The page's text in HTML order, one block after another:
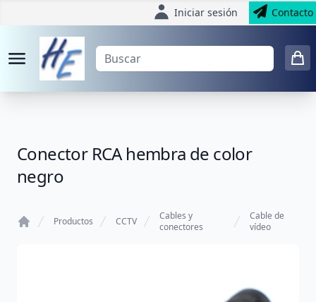
Iniciar sesión Contacto
Conector RCA hembra de color
negro
Productos CCTV
Cables y
conectores
Cable de
vídeo